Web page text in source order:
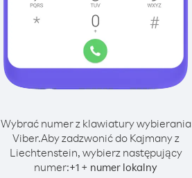
Wybrać numer z klawiatury wybierania
Viber.Aby zadzwonić do Kajmany z
Liechtenstein, wybierz następujący
numer:+1 + numer lokalny